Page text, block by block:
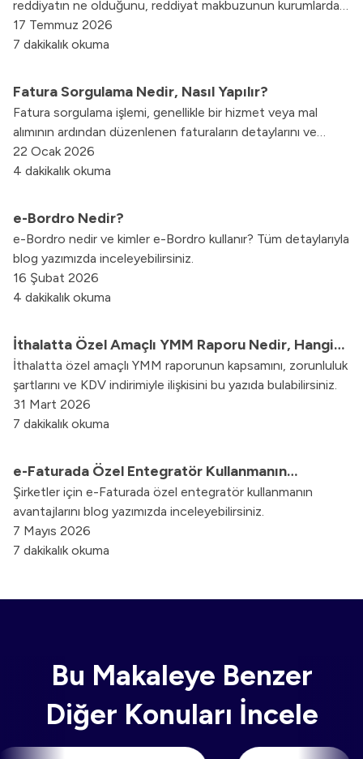
reddiyatın ne olduğunu, reddiyat makbuzunun kurumlardan
nasıl alınacağını ve şirket bilançolarına eksiksiz bir şekilde
nasıl muhasebeleştirileceğini tüm detaylarıyla bu rehberde
17 Temmuz 2026
7 dakikalık okuma
Fatura Sorgulama Nedir, Nasıl Yapılır?
Fatura sorgulama işlemi, genellikle bir hizmet veya mal
alımının ardından düzenlenen faturaların detaylarını ve
ödeme durumlarını kontrol etme sürecini ifade eder. Fatura
sorgulamanın ne olduğunu ve nasıl yapıldığını blog
22 Ocak 2026
4 dakikalık okuma
e-Bordro Nedir?
e-Bordro nedir ve kimler e-Bordro kullanır? Tüm detaylarıyla
blog yazımızda inceleyebilirsiniz.
16 Şubat 2026
4 dakikalık okuma
İthalatta Özel Amaçlı YMM Raporu Nedir, Hangi
Durumlarda Zorunludur?
İthalatta özel amaçlı YMM raporunun kapsamını, zorunluluk
şartlarını ve KDV indirimiyle ilişkisini bu yazıda bulabilirsiniz.
31 Mart 2026
7 dakikalık okuma
e-Faturada Özel Entegratör Kullanmanın
Avantajları Nelerdir?
Şirketler için e-Faturada özel entegratör kullanmanın
avantajlarını blog yazımızda inceleyebilirsiniz.
7 Mayıs 2026
7 dakikalık okuma
Bu Makaleye Benzer
Diğer Konuları İncele